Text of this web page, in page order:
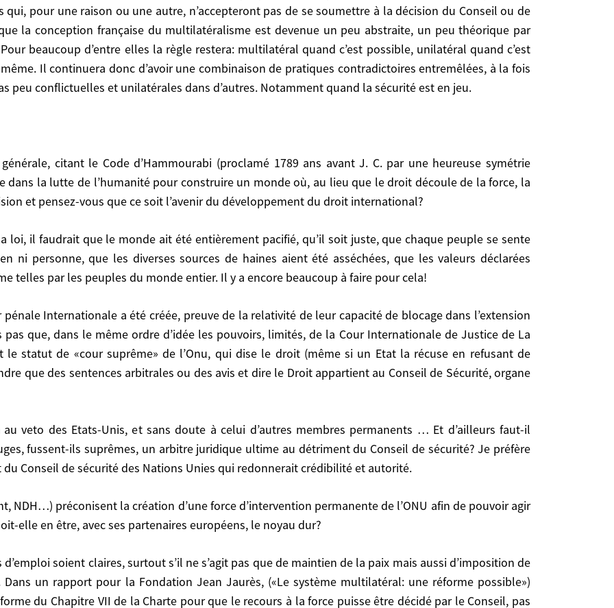
qui, pour une raison ou une autre, n’accepteront pas de se soumettre à la décision du Conseil ou de
que la conception française du multilatéralisme est devenue un peu abstraite, un peu théorique par
beaucoup d’entre elles la règle restera: multilatéral quand c’est possible, unilatéral quand c’est
Il continuera donc d’avoir une combinaison de pratiques contradictoires entremêlées, à la fois
peu conflictuelles et unilatérales dans d’autres. Notamment quand la sécurité est en jeu.
dans la lutte de l’humanité pour construire un monde où, au lieu que le droit découle de la force, la
et pensez-vous que ce soit l’avenir du développement du droit international?
ni personne, que les diverses sources de haines aient été asséchées, que les valeurs déclarées
telles par les peuples du monde entier. Il y a encore beaucoup à faire pour cela!
que, dans le même ordre d’idée les pouvoirs, limités, de la Cour Internationale de Justice de La
le statut de «cour suprême» de l’Onu, qui dise le droit (même si un Etat la récuse en refusant de
que des sentences arbitrales ou des avis et dire le Droit appartient au Conseil de Sécurité, organe
fussent-ils suprêmes, un arbitre juridique ultime au détriment du Conseil de sécurité? Je préfère
du Conseil de sécurité des Nations Unies qui redonnerait crédibilité et autorité.
elle en être, avec ses partenaires européens, le noyau dur?
Dans un rapport pour la Fondation Jean Jaurès, («Le système multilatéral: une réforme possible»)
du Chapitre VII de la Charte pour que le recours à la force puisse être décidé par le Conseil, pas
deviennent moins aventuristes, que personne ne peut les contraindre, que cela peut être contagieux et
ou une autre, n’accepteront pas de se soumettre à la décision du Conseil ou de l’Assemblée Générale.
multilatéralisme est devenue un peu abstraite, un peu théorique par rapport à la réalité du jeu des
de pratiques contradictoires entremêlées, à la fois multilatérales en théorie et dans certains cas peu
pour construire un monde où, au lieu que le droit découle de la force, la force découle de la
soit l’avenir du développement du droit international?
monde entier. Il y a encore beaucoup à faire pour cela!
le même ordre d’idée les pouvoirs, limités, de la Cour Internationale de Justice de La Haye, devraient
de l’Onu, qui dise le droit (même si un Etat la récuse en refusant de comparaître)? [Pour l’heure elle
un arbitre juridique ultime au détriment du Conseil de sécurité? Je préfère la voie d’une réforme
avec ses partenaires européens, le noyau dur?
pour la Fondation Jean Jaurès, («Le système multilatéral: une réforme possible») Henri Nallet et moi